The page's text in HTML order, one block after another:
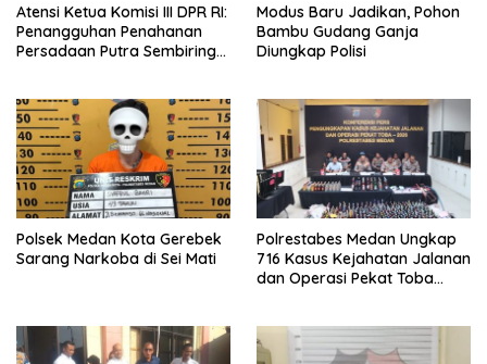
Atensi Ketua Komisi III DPR RI:
Penangguhan Penahanan
Persadaan Putra Sembiring
Modus Baru Jadikan, Pohon
Bambu Gudang Ganja
Diungkap Polisi
Polsek Medan Kota Gerebek
Sarang Narkoba di Sei Mati
Polrestabes Medan Ungkap
716 Kasus Kejahatan Jalanan
dan Operasi Pekat Toba